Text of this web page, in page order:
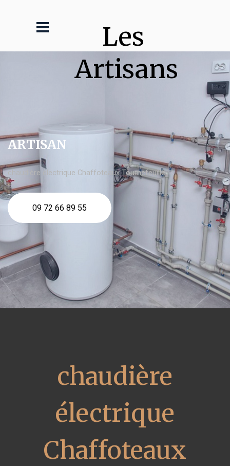
Les
Artisans
ARTISAN
chaudière électrique Chaffoteaux Tournefeuille
09 72 66 89 55
chaudière
électrique
Chaffoteaux